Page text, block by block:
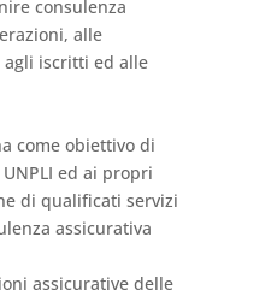
consulenza
alle
iscritti ed alle
come obiettivo di
ed ai propri
di qualificati servizi
assicurativa
assicurative delle